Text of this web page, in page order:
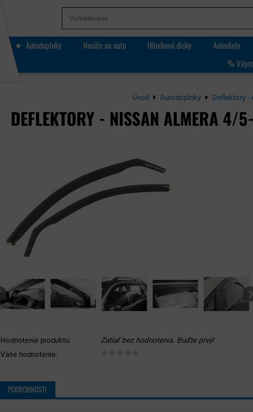
Autodoplnky Nosiče na auto Hliníkové disky Autodiely
%
Úvod Autodoplnky Deflektory -
DEFLEKTORY - NISSAN ALMERA
Hodnotenie produktu:
Zatiaľ bez hodnotenia. Buďte prvý!
Vaše hodnotenie:
PODROBNOSTI